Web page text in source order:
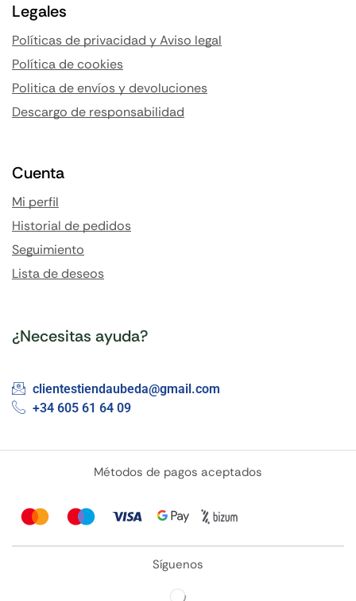
Legales
Políticas de privacidad y Aviso legal
Política de cookies
Politica de envíos y devoluciones
Descargo de responsabilidad
Cuenta
Mi perfil
Historial de pedidos
Seguimiento
Lista de deseos
¿Necesitas ayuda?
clientestiendaubeda@gmail.com
+34 605 61 64 09
Métodos de pagos aceptados
Síguenos